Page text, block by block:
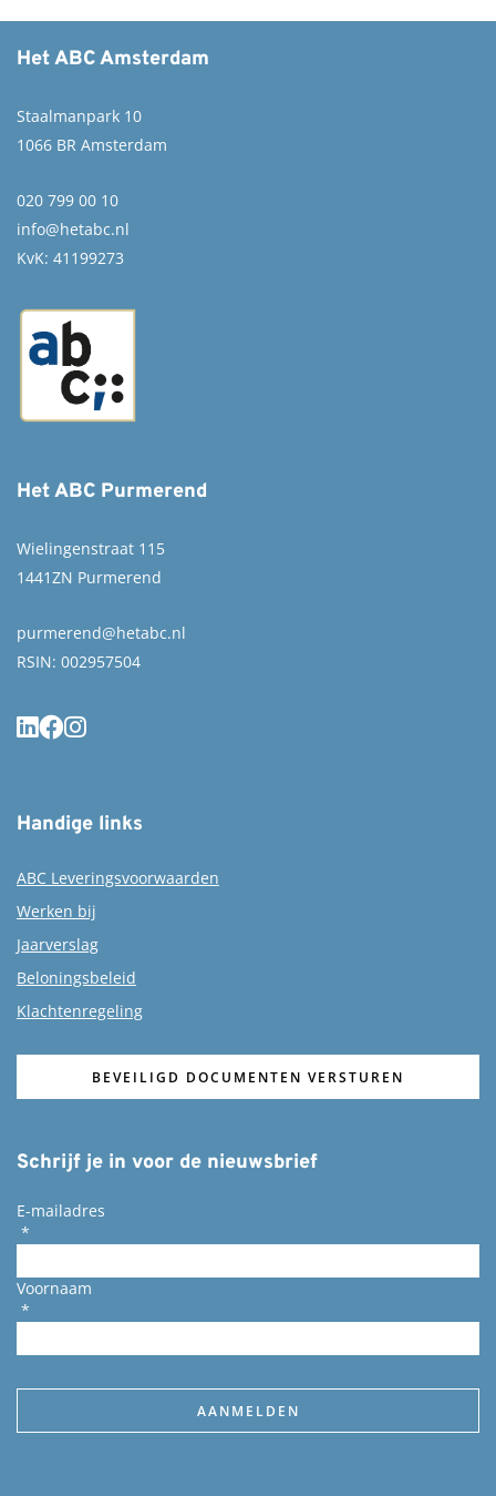
Het ABC Amsterdam
Staalmanpark 10
1066 BR Amsterdam
020 799 00 10
info@hetabc.nl
KvK: 41199273
Het ABC Purmerend
Wielingenstraat 115
1441ZN Purmerend
purmerend@hetabc.nl
RSIN: 002957504
Handige links
ABC Leveringsvoorwaarden
Werken bij
Jaarverslag
Beloningsbeleid
Klachtenregeling
BEVEILIGD DOCUMENTEN VERSTUREN
Schrijf je in voor de nieuwsbrief
E-mailadres
*
Voornaam
*